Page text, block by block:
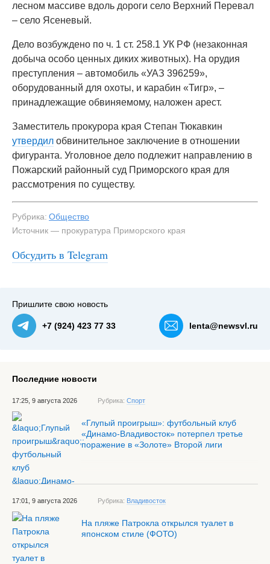
лесном массиве вдоль дороги село Верхний Перевал
– село Ясеневый.
Дело возбуждено по ч. 1 ст. 258.1 УК РФ (незаконная
добыча особо ценных диких животных). На орудия
преступления – автомобиль «УАЗ 396259»,
оборудованный для охоты, и карабин «Тигр», –
принадлежащие обвиняемому, наложен арест.
Заместитель прокурора края Степан Тюкавкин
утвердил обвинительное заключение в отношении
фигуранта. Уголовное дело подлежит направлению в
Пожарский районный суд Приморского края для
рассмотрения по существу.
Рубрика: Общество
Источник — прокуратура Приморского края
Обсудить в Telegram
Пришлите свою новость
+7 (924) 423 77 33 lenta@newsvl.ru
Последние новости
17:25, 9 августа 2026 Рубрика: Спорт
«Глупый проигрыш»: футбольный клуб
«Динамо-Владивосток» потерпел третье
поражение в «Золоте» Второй лиги
17:01, 9 августа 2026 Рубрика: Владивосток
На пляже Патрокла открылся туалет в
японском стиле (ФОТО)